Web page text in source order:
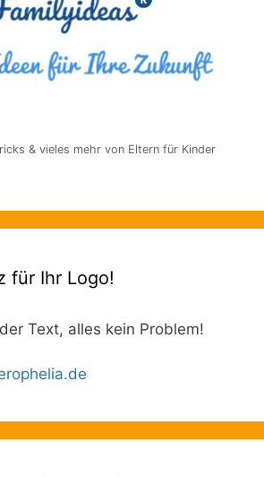
& vieles mehr von Eltern für Kinder
für Ihr Logo!
Text, alles kein Problem!